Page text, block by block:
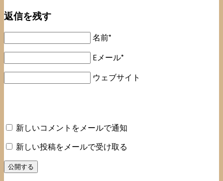
返信を残す
名前*
Eメール*
ウェブサイト
新しいコメントをメールで通知
新しい投稿をメールで受け取る
公開する